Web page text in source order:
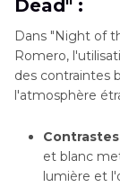
Dead" :
Dans "Night of
Romero,
des contraintes
l'atmosphère
et blanc
lumière et